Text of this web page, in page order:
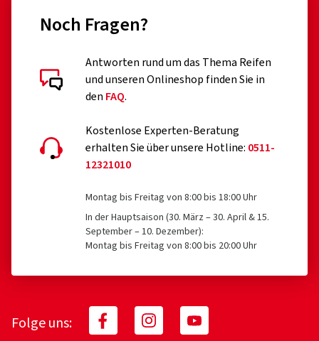
Noch Fragen?
Antworten rund um das Thema Reifen
und unseren Onlineshop finden Sie in
den FAQ.
Kostenlose Experten-Beratung
erhalten Sie über unsere Hotline: 0511-
12321010
Montag bis Freitag von 8:00 bis 18:00 Uhr
In der Hauptsaison (30. März – 30. April & 15.
September – 10. Dezember):
Montag bis Freitag von 8:00 bis 20:00 Uhr
Folge uns: